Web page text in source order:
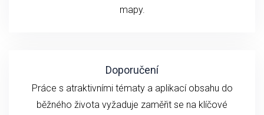
mapy.
Doporučení
Práce s atraktivními tématy a aplikací obsahu do
běžného života vyžaduje zaměřit se na klíčové